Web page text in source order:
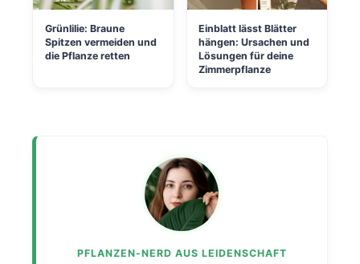
Grünlilie: Braune
Spitzen vermeiden und
die Pflanze retten
Einblatt lässt Blätter
hängen: Ursachen und
Lösungen für deine
Zimmerpflanze
PFLANZEN-NERD AUS LEIDENSCHAFT